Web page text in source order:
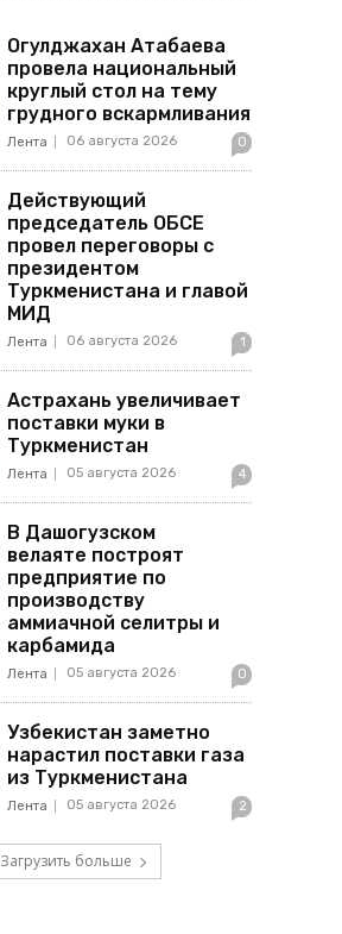
Огулджахан Атабаева
провела национальный
круглый стол на тему
грудного вскармливания
Лента 06 августа 2026 0
Действующий
председатель ОБСЕ
провел переговоры с
президентом
Туркменистана и главой
МИД
Лента 06 августа 2026 1
Астрахань увеличивает
поставки муки в
Туркменистан
Лента 05 августа 2026 4
В Дашогузском
велаяте построят
предприятие по
производству
аммиачной селитры и
карбамида
Лента 05 августа 2026 0
Узбекистан заметно
нарастил поставки газа
из Туркменистана
Лента 05 августа 2026 2
Загрузить больше